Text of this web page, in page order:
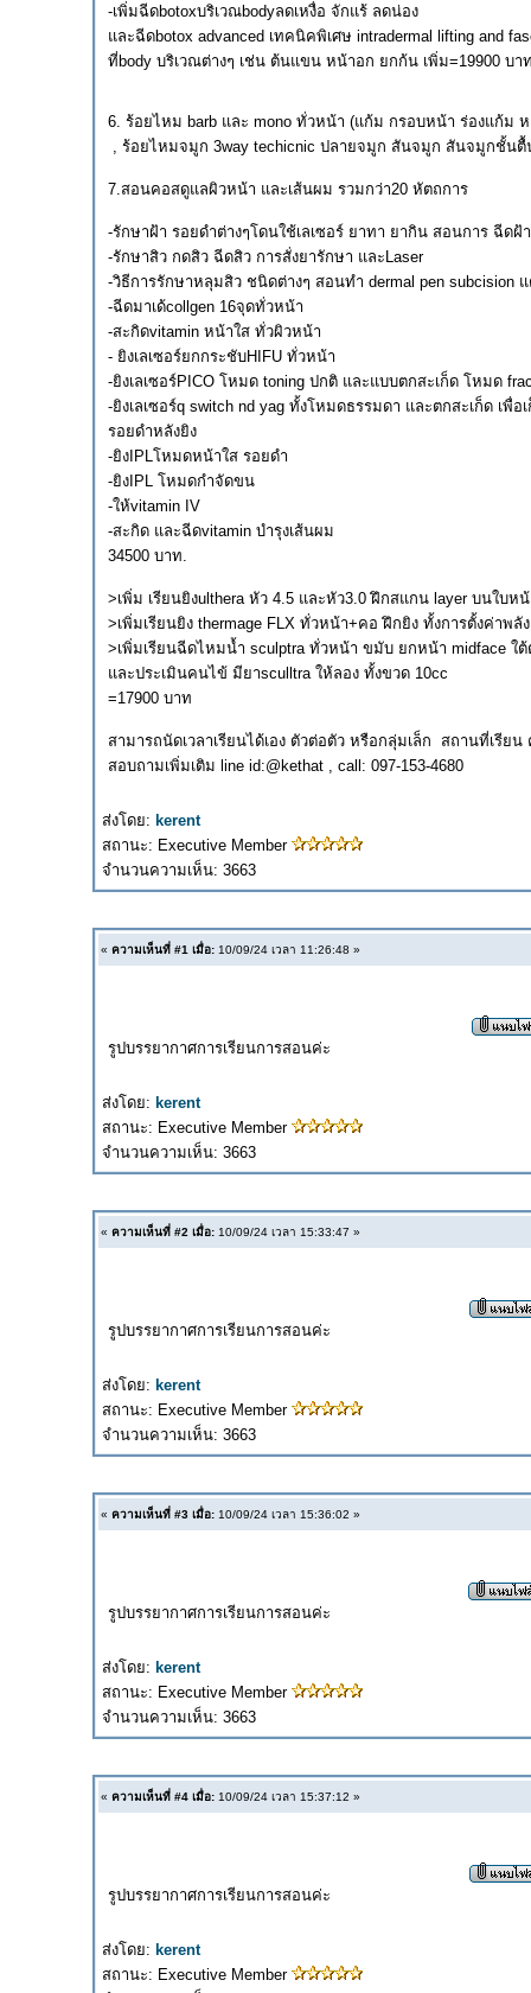
-เพิ่มฉีดbotoxบริเวณbodyลดเหงื่อ จักแร้ ลดน่อง
และฉีดbotox advanced เทคนิคพิเศษ intradermal lifting and
ที่body บริเวณต่างๆ เช่น ต้นแขน หน้าอก ยกก้น เพิ่ม=19900 บ
6. ร้อยไหม barb และ mono ทั่วหน้า (แก้ม กรอบหน้า ร่องแก้ม
, ร้อยไหมจมูก 3way techicnic ปลายจมูก สันจมูก สันจมูกชั้นตื้
7.สอนคอสดูแลผิวหน้า และเส้นผม รวมกว่า20 หัตถการ
-รักษาฝ้า รอยดำต่างๆโดนใช้เลเซอร์ ยาทา ยากิน สอนการ ฉี
-รักษาสิว กดสิว ฉีดสิว การสั่งยารักษา และLaser
-วิธีการรักษาหลุมสิว ชนิดต่างๆ สอนทำ dermal pen subcision
-ฉีดมาเด้collgen 16จุดทั่วหน้า
-สะกิดvitamin หน้าใส ทั่วผิวหน้า
- ยิงเลเซอร์ยกกระชับHIFU ทั่วหน้า
-ยิงเลเซอร์PICO โหมด toning ปกติ และแบบตกสะเก็ด โหมด
-ยิงเลเซอร์q switch nd yag ทั้งโหมดธรรมดา และตกสะเก็ด เพื่
รอยดำหลังยิง
-ยิงIPLโหมดหน้าใส รอยดำ
-ยิงIPL โหมดกำจัดขน
-ให้vitamin IV
-สะกิด และฉีดvitamin บำรุงเส้นผม
34500 บาท.
>เพิ่ม เรียนยิงulthera หัว 4.5 และหัว3.0 ฝึกสแกน layer บนใ
>เพิ่มเรียนยิง thermage FLX ทั่วหน้า+คอ ฝึกยิง ทั้งการตั้งค่าพ
>เพิ่มเรียนฉีดไหมน้ำ sculptra ทั่วหน้า ขมับ ยกหน้า midface
และประเมินคนไข้ มียาsculltra ให้ลอง ทั้งขวด 10cc
=17900 บาท
สามารถนัดเวลาเรียนได้เอง ตัวต่อตัว หรือกลุ่มเล็ก สถานที่เรี
สอบถามเพิ่มเติม line id:@kethat , call: 097-153-4680
ส่งโดย: kerent
สถานะ: Executive Member
จำนวนความเห็น: 3663
« ความเห็นที่ #1 เมื่อ: 10/09/24 เวลา 11:26:48 »
รูปบรรยากาศการเรียนการสอนค่ะ
ส่งโดย: kerent
สถานะ: Executive Member
จำนวนความเห็น: 3663
« ความเห็นที่ #2 เมื่อ: 10/09/24 เวลา 15:33:47 »
รูปบรรยากาศการเรียนการสอนค่ะ
ส่งโดย: kerent
สถานะ: Executive Member
จำนวนความเห็น: 3663
« ความเห็นที่ #3 เมื่อ: 10/09/24 เวลา 15:36:02 »
รูปบรรยากาศการเรียนการสอนค่ะ
ส่งโดย: kerent
สถานะ: Executive Member
จำนวนความเห็น: 3663
« ความเห็นที่ #4 เมื่อ: 10/09/24 เวลา 15:37:12 »
รูปบรรยากาศการเรียนการสอนค่ะ
ส่งโดย: kerent
สถานะ: Executive Member